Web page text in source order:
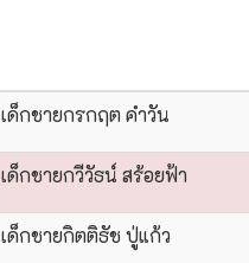
เด็กชายกรกฤต คำวัน
เด็กชายกวีวัธน์ สร้อยฟ้า
เด็กชายกิตติธัช ปู่แก้ว